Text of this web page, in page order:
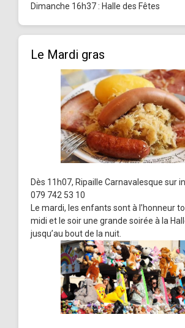
Dimanche 16h37 : Halle des Fêtes
Le Mardi gras
Dès 11h07, Ripaille Carnavalesque sur
079 742 53 10
Le mardi, les enfants sont à l’honneur
midi et le soir une grande soirée à la
jusqu’au bout de la nuit.